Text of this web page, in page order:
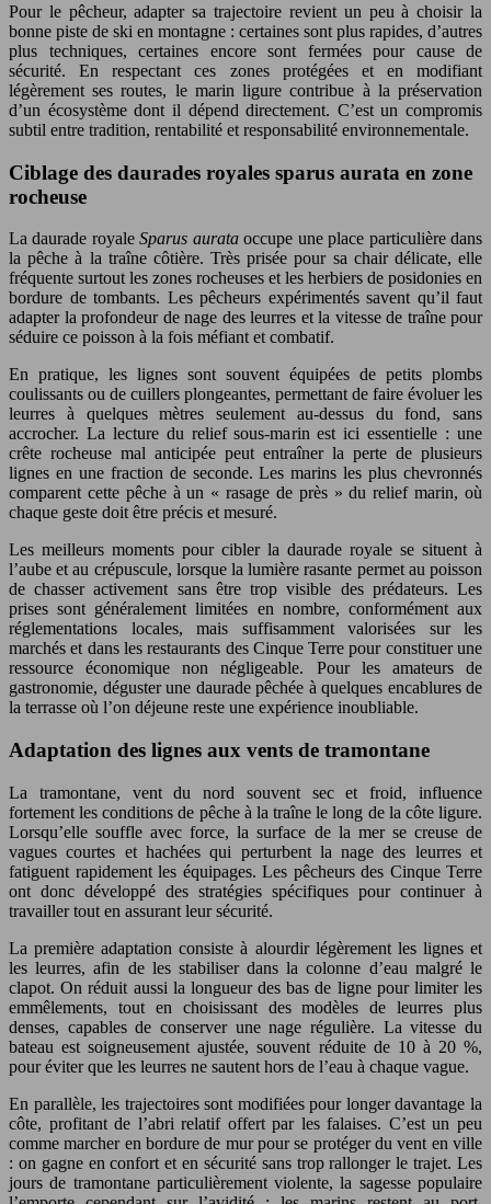
Pour le pêcheur, adapter sa trajectoire revient un peu à choisir la
bonne piste de ski en montagne : certaines sont plus rapides, d’autres
plus techniques, certaines encore sont fermées pour cause de
sécurité. En respectant ces zones protégées et en modifiant
légèrement ses routes, le marin ligure contribue à la préservation
d’un écosystème dont il dépend directement. C’est un compromis
subtil entre tradition, rentabilité et responsabilité environnementale.
Ciblage des daurades royales sparus aurata en zone
rocheuse
La daurade royaleSparus aurataoccupe une place particulière dans
la pêche à la traîne côtière. Très prisée pour sa chair délicate, elle
fréquente surtout les zones rocheuses et les herbiers de posidonies en
bordure de tombants. Les pêcheurs expérimentés savent qu’il faut
adapter la profondeur de nage des leurres et la vitesse de traîne pour
séduire ce poisson à la fois méfiant et combatif.
En pratique, les lignes sont souvent équipées de petits plombs
coulissants ou de cuillers plongeantes, permettant de faire évoluer les
leurres à quelques mètres seulement au-dessus du fond, sans
accrocher. La lecture du relief sous-marin est ici essentielle : une
crête rocheuse mal anticipée peut entraîner la perte de plusieurs
lignes en une fraction de seconde. Les marins les plus chevronnés
comparent cette pêche à un « rasage de près » du relief marin, où
chaque geste doit être précis et mesuré.
Les meilleurs moments pour cibler la daurade royale se situent à
l’aube et au crépuscule, lorsque la lumière rasante permet au poisson
de chasser activement sans être trop visible des prédateurs. Les
prises sont généralement limitées en nombre, conformément aux
réglementations locales, mais suffisamment valorisées sur les
marchés et dans les restaurants des Cinque Terre pour constituer une
ressource économique non négligeable. Pour les amateurs de
gastronomie, déguster une daurade pêchée à quelques encablures de
la terrasse où l’on déjeune reste une expérience inoubliable.
Adaptation des lignes aux vents de tramontane
La tramontane, vent du nord souvent sec et froid, influence
fortement les conditions de pêche à la traîne le long de la côte ligure.
Lorsqu’elle souffle avec force, la surface de la mer se creuse de
vagues courtes et hachées qui perturbent la nage des leurres et
fatiguent rapidement les équipages. Les pêcheurs des Cinque Terre
ont donc développé des stratégies spécifiques pour continuer à
travailler tout en assurant leur sécurité.
La première adaptation consiste à alourdir légèrement les lignes et
les leurres, afin de les stabiliser dans la colonne d’eau malgré le
clapot. On réduit aussi la longueur des bas de ligne pour limiter les
emmêlements, tout en choisissant des modèles de leurres plus
denses, capables de conserver une nage régulière. La vitesse du
bateau est soigneusement ajustée, souvent réduite de 10 à 20 %,
pour éviter que les leurres ne sautent hors de l’eau à chaque vague.
En parallèle, les trajectoires sont modifiées pour longer davantage la
côte, profitant de l’abri relatif offert par les falaises. C’est un peu
comme marcher en bordure de mur pour se protéger du vent en ville
: on gagne en confort et en sécurité sans trop rallonger le trajet. Les
jours de tramontane particulièrement violente, la sagesse populaire